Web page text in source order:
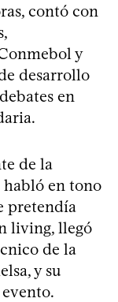
contó con
y
desarrollo
en
de la
habló en tono
pretendía
living, llegó
de la
y su